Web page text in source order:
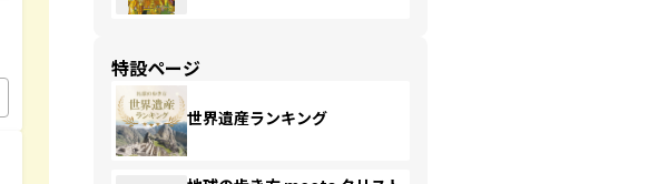
特設ページ
世界遺産ランキング